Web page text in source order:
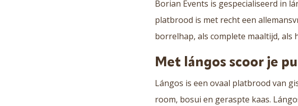
Borian Events is gespecialiseerd in
platbrood is met recht een
borrelhap, als complete maaltijd, als
Met lángos scoor je
Lángos is een ovaal platbrood van
room, bosui en geraspte kaas.